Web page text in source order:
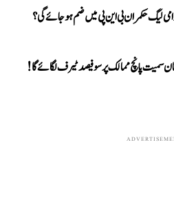
لیگ حکمران بی این پی میں ضم ہو جائے گی؟
سمیت پانچ ممالک پر سو فیصد ٹیرف لگائے گا!